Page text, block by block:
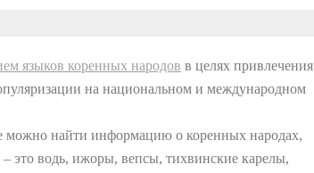
языков коренных народов в целях привлечения
на национальном и международном
можно найти информацию о коренных народах,
это водь, ижоры, вепсы, тихвинские карелы,